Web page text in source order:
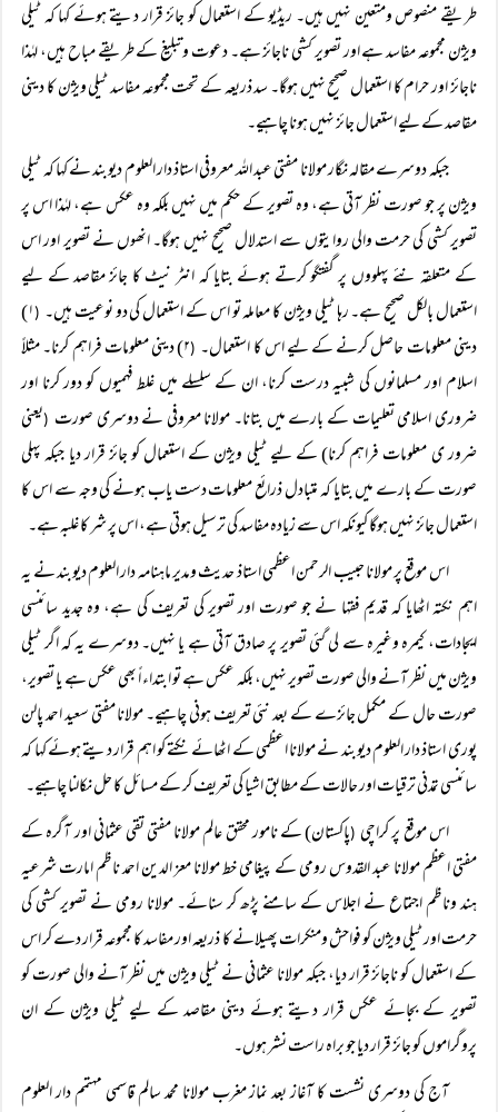
طریقے منصوص ومتعین نہیں ہیں۔ ریڈیو کے استعمال کو جائز قرار دیتے ہوئے کہا کہ ٹیلی
ویژن مجموعہ مفاسد ہے اور تصویر کشی ناجائز ہے۔ دعوت وتبلیغ کے طریقے مباح ہیں، لہٰذا
ناجائز اور حرام کا استعمال صحیح نہیں ہوگا۔ سد ذریعہ کے تحت مجموعہ مفاسد ٹیلی ویژن کا دینی
مقاصد کے لیے استعمال جائز نہیں ہونا چاہیے۔
جبکہ دوسرے مقالہ نگار مولانا مفتی عبد اللہ معروفی استاذ دار العلوم دیوبند نے کہا کہ ٹیلی
ویژن پر جو صورت نظر آتی ہے، وہ تصویر کے حکم میں نہیں بلکہ وہ عکس ہے، لہٰذا اس پر
تصویر کشی کی حرمت والی روایتوں سے استدلال صحیح نہیں ہوگا۔ انھوں نے تصویر اور اس
کے متعلقہ نئے پہلووں پر گفتگو کرتے ہوئے بتایا کہ انٹر نیٹ کا جائز مقاصد کے لیے
استعمال بالکل صحیح ہے۔ رہا ٹیلی ویژن کا معاملہ تو اس کے استعمال کی دو نوعیت ہیں۔ ( ۱)
دینی معلومات حاصل کرنے کے لیے اس کا استعمال۔ ( ۲) دینی معلومات فراہم کرنا۔ مثلاً
اسلام اور مسلمانوں کی شبیہ درست کرنا، ان کے سلسلے میں غلط فہمیوں کو دور کرنا اور
ضروری اسلامی تعلیمات کے بارے میں بتانا۔ مولانا معروفی نے دوسری صورت (یعنی
ضرور ی معلومات فراہم کرنا) کے لیے ٹیلی ویژن کے استعمال کو جائز قرار دیا جبکہ پہلی
صورت کے بارے میں بتایا کہ متبادل ذرائع معلومات دست یاب ہونے کی وجہ سے اس کا
استعمال جائز نہیں ہوگا کیونکہ اس سے زیادہ مفاسد کی ترسیل ہوتی ہے، اس پر شر کا غلبہ ہے۔
اس موقع پر مولانا حبیب الرحمن اعظمی استاذ حدیث ومدیر ماہنامہ دار العلوم دیوبند نے یہ
اہم نکتہ اٹھایا کہ قدیم فقہا نے جو صورت اور تصویر کی تعریف کی ہے، وہ جدید سائنسی
ایجادات، کیمرہ وغیرہ سے لی گئی تصویر پر صادق آتی ہے یا نہیں۔ دوسرے یہ کہ اگر ٹیلی
ویژن میں نظر آنے والی صورت تصویر نہیں، بلکہ عکس ہے تو ابتداء اً بھی عکس ہے یا تصویر،
صورت حال کے مکمل جائزے کے بعد نئی تعریف ہونی چاہیے۔ مولانا مفتی سعید احمد پالن
پوری استاذ دار العلوم دیوبند نے مولانا اعظمی کے اٹھائے نکتے کو اہم قرار دیتے ہوئے کہا کہ
سائنسی تمدنی ترقیات اور حالات کے مطابق اشیا کی تعریف کر کے مسائل کا حل نکالنا چاہیے۔
اس موقع پر کراچی (پاکستان) کے نامور محقق عالم مولانا مفتی تقی عثمانی اور آگرہ کے
مفتی اعظم مولانا عبد القدوس رومی کے پیغامی خط مولانا معز الدین احمد ناظم امارت شرعیہ
ہند وناظم اجتماع نے اجلاس کے سامنے پڑھ کر سنائے۔ مولانا رومی نے تصویر کشی کی
حرمت اور ٹیلی ویژن کو فواحش ومنکرات پھیلانے کا ذریعہ اور مفاسد کا مجموعہ قرار دے کر اس
کے استعمال کو ناجائز قرار دیا، جبکہ مولانا عثمانی نے ٹیلی ویژن میں نظر آنے والی صورت کو
تصویر کے بجائے عکس قرار دیتے ہوئے دینی مقاصد کے لیے ٹیلی ویژن کے ان
پروگراموں کو جائز قرار دیا جو براہ راست نشر ہوں۔
آج کی دوسری نشست کا آغاز بعد نماز مغرب مولانا محمد سالم قاسمی مہتمم دار العلوم